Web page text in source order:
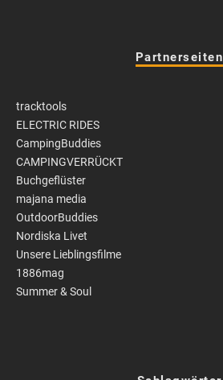
Partnerseiten
tracktools
ELECTRIC RIDES
CampingBuddies
CAMPINGVERRÜCKT
Buchgeflüster
majana media
OutdoorBuddies
Nordiska Livet
Unsere Lieblingsfilme
1886mag
Summer & Soul